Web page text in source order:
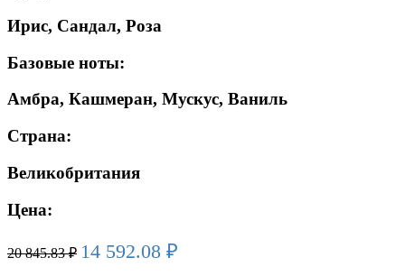
Ирис, Сандал, Роза
Базовые ноты:
Амбра, Кашмеран, Мускус, Ваниль
Страна:
Великобритания
Цена:
20 845.83₽ 14 592.08 ₽